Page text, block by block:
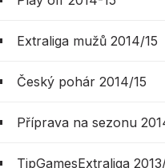
Extraliga mužů 2014/15
Český pohár 2014/15
Příprava na sezonu
TipGamesExtraliga